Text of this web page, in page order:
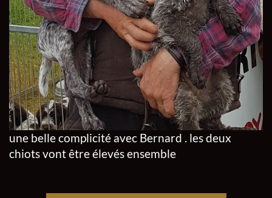
une belle complicité avec Bernard . les deux
chiots vont être élevés ensemble